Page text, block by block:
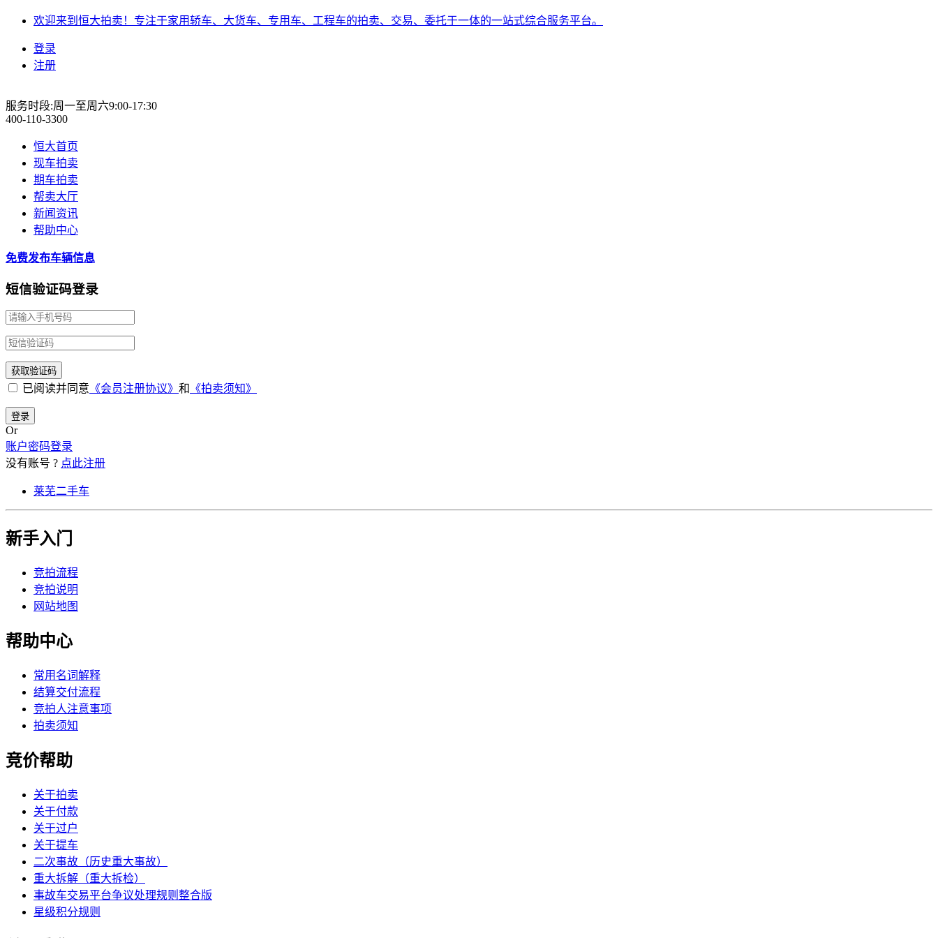
欢迎来到恒大拍卖！专注于家用轿车、大货车、专用车、工程车的拍卖、交易、委托于一体的一站式综合服务平台。
登录
注册
服务时段:周一至周六9:00-17:30
400-110-3300
恒大首页
现车拍卖
期车拍卖
帮卖大厅
新闻资讯
帮助中心
免费发布车辆信息
短信验证码登录
已阅读并同意 《会员注册协议》 和 《拍卖须知》
登录
Or
账户密码登录
没有账号 ? 点此注册
莱芜二手车
新手入门
竞拍流程
竞拍说明
网站地图
帮助中心
常用名词解释
结算交付流程
竞拍人注意事项
拍卖须知
竞价帮助
关于拍卖
关于付款
关于过户
关于提车
二次事故（历史重大事故）
重大拆解（重大拆检）
事故车交易平台争议处理规则整合版
星级积分规则